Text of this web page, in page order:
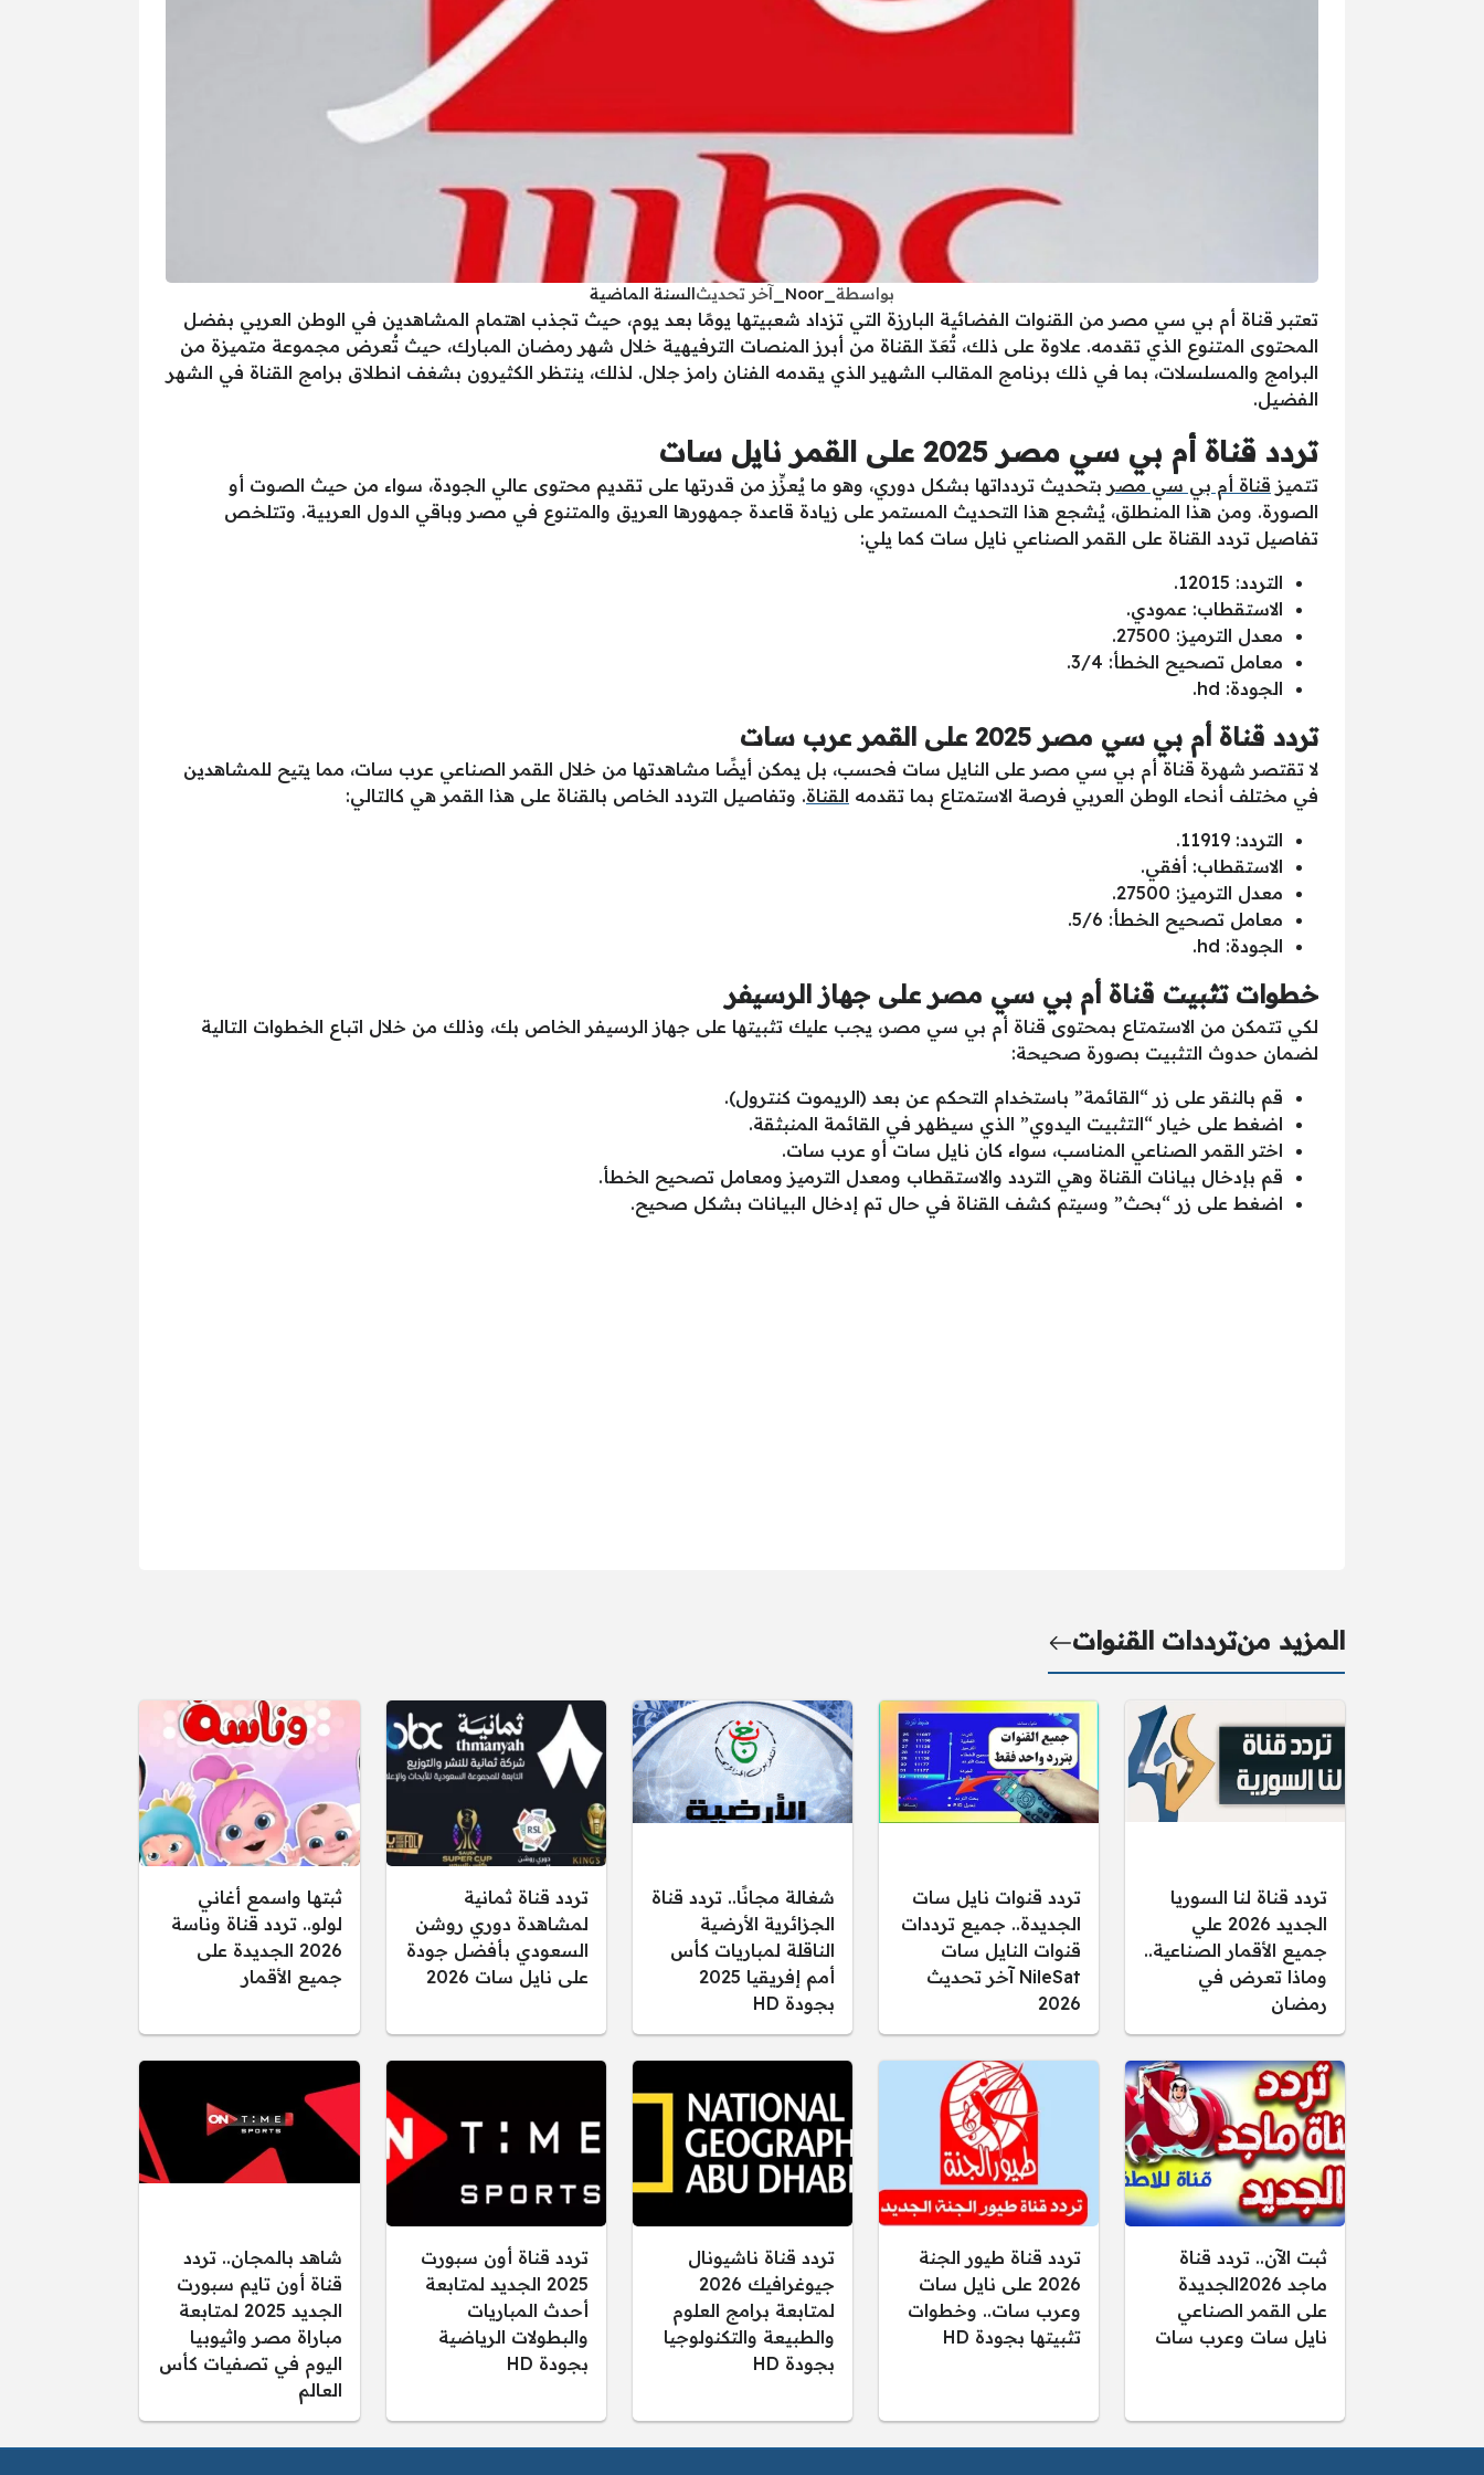
بواسطة آخر تحديثالسنة الماضية
تعتبر قناة أم بي سي مصر من القنوات الفضائية البارزة التي تزداد شعبيتها يومًا بعد يوم، حيث تجذب اهتمام المشاهدين في الوطن العربي بفضل
المحتوى المتنوع الذي تقدمه. علاوة على ذلك، تُعَدّ القناة من أبرز المنصات الترفيهية خلال شهر رمضان المبارك، حيث تُعرض مجموعة متميزة من
البرامج والمسلسلات، بما في ذلك برنامج المقالب الشهير الذي يقدمه الفنان رامز جلال. لذلك، ينتظر الكثيرون بشغف انطلاق برامج القناة في الشهر
الفضيل.
تردد قناة أم بي سي مصر 2025 على القمر نايل سات
تتميز قناة أم بي سي مصر بتحديث تردداتها بشكل دوري، وهو ما يُعزِّز من قدرتها على تقديم محتوى عالي الجودة، سواء من حيث الصوت أو
الصورة. ومن هذا المنطلق، يُشجع هذا التحديث المستمر على زيادة قاعدة جمهورها العريق والمتنوع في مصر وباقي الدول العربية. وتتلخص
تفاصيل تردد القناة على القمر الصناعي نايل سات كما يلي:
التردد: 12015.
الاستقطاب: عمودي.
معدل الترميز: 27500.
معامل تصحيح الخطأ: 3/4.
الجودة: hd.
تردد قناة أم بي سي مصر 2025 على القمر عرب سات
لا تقتصر شهرة قناة أم بي سي مصر على النايل سات فحسب، بل يمكن أيضًا مشاهدتها من خلال القمر الصناعي عرب سات، مما يتيح للمشاهدين
في مختلف أنحاء الوطن العربي فرصة الاستمتاع بما تقدمه القناة. وتفاصيل التردد الخاص بالقناة على هذا القمر هي كالتالي:
التردد: 11919.
الاستقطاب: أفقي.
معدل الترميز: 27500.
معامل تصحيح الخطأ: 5/6.
الجودة: hd.
خطوات تثبيت قناة أم بي سي مصر على جهاز الرسيفر
لكي تتمكن من الاستمتاع بمحتوى قناة أم بي سي مصر، يجب عليك تثبيتها على جهاز الرسيفر الخاص بك، وذلك من خلال اتباع الخطوات التالية
لضمان حدوث التثبيت بصورة صحيحة:
قم بالنقر على زر “القائمة” باستخدام التحكم عن بعد (الريموت كنترول).
اضغط على خيار “التثبيت اليدوي” الذي سيظهر في القائمة المنبثقة.
اختر القمر الصناعي المناسب، سواء كان نايل سات أو عرب سات.
قم بإدخال بيانات القناة وهي التردد والاستقطاب ومعدل الترميز ومعامل تصحيح الخطأ.
اضغط على زر “بحث” وسيتم كشف القناة في حال تم إدخال البيانات بشكل صحيح.
المزيد منترددات القنوات
تردد قناة لنا السوريا
الجديد 2026 علي
جميع الأقمار الصناعية..
وماذا تعرض في
رمضان
تردد قنوات نايل سات
الجديدة.. جميع ترددات
قنوات النايل سات
NileSat آخر تحديث
2026
شغالة مجانًا.. تردد قناة
الجزائرية الأرضية
الناقلة لمباريات كأس
أمم إفريقيا 2025
بجودة HD
تردد قناة ثمانية
لمشاهدة دوري روشن
السعودي بأفضل جودة
على نايل سات 2026
ثبتها واسمع أغاني
لولو.. تردد قناة وناسة
2026 الجديدة على
جميع الأقمار
ثبت الآن.. تردد قناة
ماجد 2026الجديدة
على القمر الصناعي
نايل سات وعرب سات
تردد قناة طيور الجنة
2026 على نايل سات
وعرب سات.. وخطوات
تثبيتها بجودة HD
تردد قناة ناشيونال
جيوغرافيك 2026
لمتابعة برامج العلوم
والطبيعة والتكنولوجيا
بجودة HD
تردد قناة أون سبورت
2025 الجديد لمتابعة
أحدث المباريات
والبطولات الرياضية
بجودة HD
شاهد بالمجان.. تردد
قناة أون تايم سبورت
الجديد 2025 لمتابعة
مباراة مصر واثيوبيا
اليوم في تصفيات كأس
العالم